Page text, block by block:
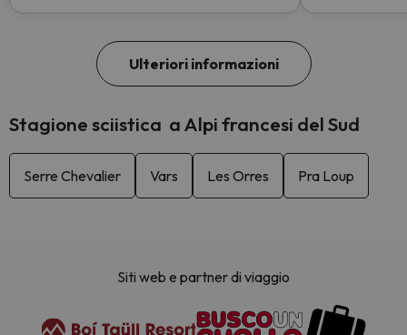
Ulteriori informazioni
Stagione sciistica a Alpi francesi del Sud
Serre Chevalier Vars Les Orres Pra Loup
Siti web e partner di viaggio